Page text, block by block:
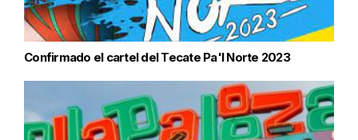
Confirmado el cartel del Tecate Pa'l Norte 2023